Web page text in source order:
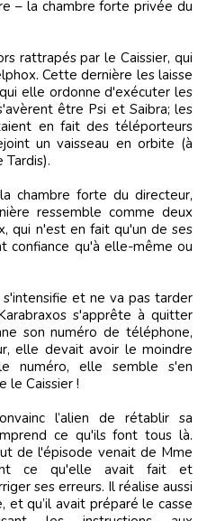
– la chambre forte privée du
rattrapés par le Caissier, qui
Cette dernière les laisse
elle ordonne d'exécuter les
être Psi et Saibra; les
en fait des téléporteurs
un vaisseau en orbite (à
chambre forte du directeur,
ressemble comme deux
qui n'est en fait qu'un de ses
confiance qu'à elle-même ou
et ne va pas tarder
s'apprête à quitter
son numéro de téléphone,
elle devait avoir le moindre
numéro, elle semble s'en
le Caissier !
l’alien de rétablir sa
ce qu'ils font tous là.
de l'épisode venait de Mme
ce qu'elle avait fait et
ses erreurs. Il réalise aussi
qu’il avait préparé le casse